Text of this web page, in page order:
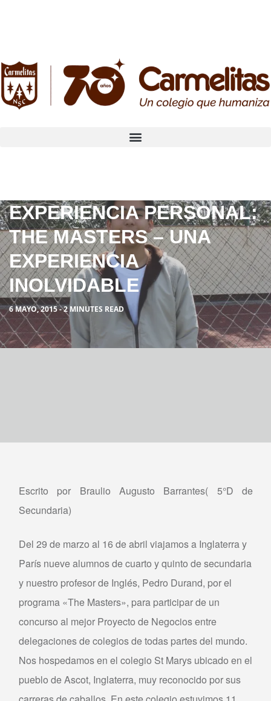
EXPERIENCIA PERSONAL:
THE MASTERS – UNA
EXPERIENCIA
INOLVIDABLE
6 MAYO, 2015 - 2 MINUTES READ
Escrito por Braulio Augusto Barrantes( 5°D de
Secundaria)
Del 29 de marzo al 16 de abril viajamos a Inglaterra y
París nueve alumnos de cuarto y quinto de secundaria
y nuestro profesor de Inglés, Pedro Durand, por el
programa «The Masters», para participar de un
concurso al mejor Proyecto de Negocios entre
delegaciones de colegios de todas partes del mundo.
Nos hospedamos en el colegio St Marys ubicado en el
pueblo de Ascot, Inglaterra, muy reconocido por sus